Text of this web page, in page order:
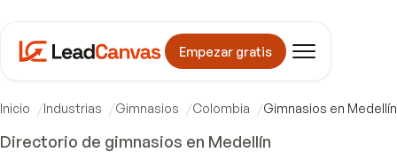
Empezar gratis
Inicio Industrias Gimnasios Colombia Gimnasios en Medellín
Directorio de gimnasios en Medellín